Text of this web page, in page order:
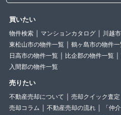
買いたい
物件検索 マンションカタログ 川越
東松山市の物件一覧
鶴ヶ島市の物件
日高市の物件一覧
比企郡の物件一覧
入間郡の物件一覧
売りたい
不動産売却について 売却クイック査定
売却コラム
不動産売却の流れ
「仲